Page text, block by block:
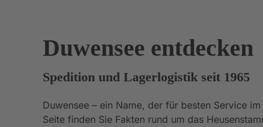
Duwensee entdecken
Spedition und Lagerlogistik seit 1965
Duwensee – ein Name, der für besten Service
Seite finden Sie Fakten rund um das